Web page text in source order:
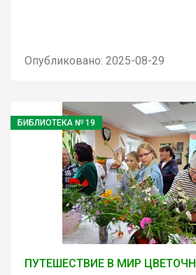
Опубликовано: 2025-08-29
БИБЛИОТЕКА № 19
ПУТЕШЕСТВИЕ В МИР